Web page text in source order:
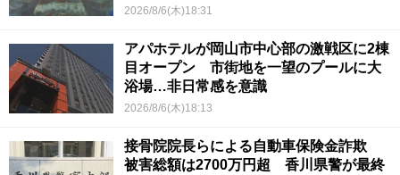
2026/8/6(木)18:31
アパホテルが岡山市中心部の激戦区に2棟
目オープン 市街地を一望のプールに大
浴場…非日常感を意識
2026/8/6(木)18:13
接骨院院長らによる自動車保険金詐欺
被害総額は2700万円超 香川県警が最終